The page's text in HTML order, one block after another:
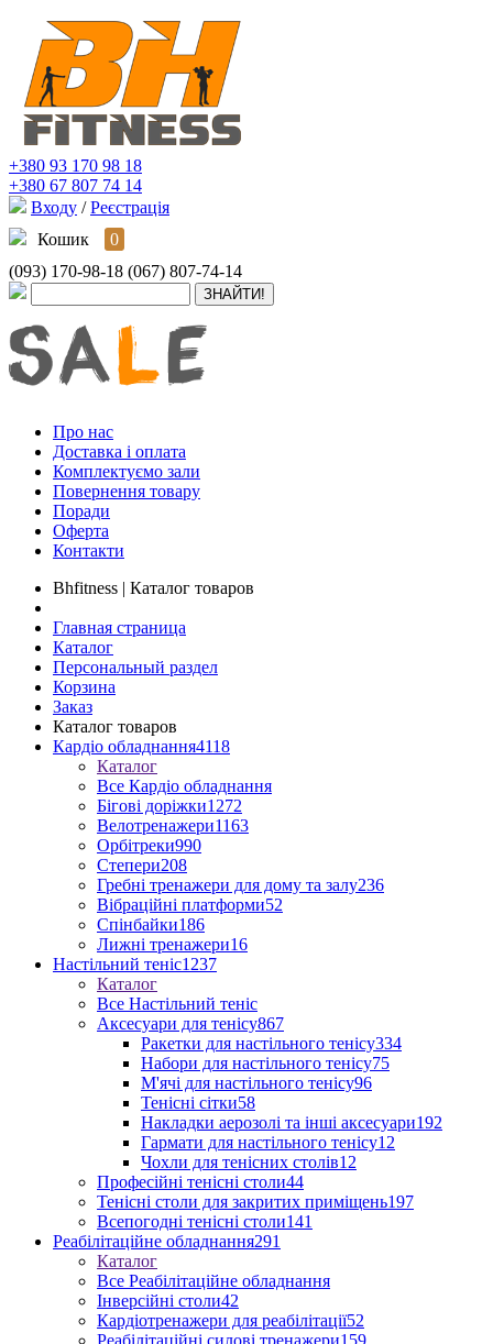
+380 93 170 98 18
+380 67 807 74 14
Входу / Реєстрація
Кошик
0
(093) 170-98-18 (067) 807-74-14
Про нас
Доставка і оплата
Комплектуємо зали
Повернення товару
Поради
Оферта
Контакти
Bhfitness | Каталог товаров
Главная страница
Каталог
Персональный раздел
Корзина
Заказ
Каталог товаров
Кардіо обладнання4118
Каталог
Все Кардіо обладнання
Бігові доріжки1272
Велотренажери1163
Орбітреки990
Степери208
Гребні тренажери для дому та залу236
Вібраційні платформи52
Спінбайки186
Лижні тренажери16
Настільний теніс1237
Каталог
Все Настільний теніс
Аксесуари для тенісу867
Ракетки для настільного тенісу334
Набори для настільного тенісу75
М'ячі для настільного тенісу96
Тенісні сітки58
Накладки аерозолі та інші аксесуари192
Гармати для настільного тенісу12
Чохли для тенісних столів12
Професійні тенісні столи44
Тенісні столи для закритих приміщень197
Всепогодні тенісні столи141
Реабілітаційне обладнання291
Каталог
Все Реабілітаційне обладнання
Інверсійні столи42
Кардіотренажери для реабілітації52
Реабілітаційні силові тренажери159